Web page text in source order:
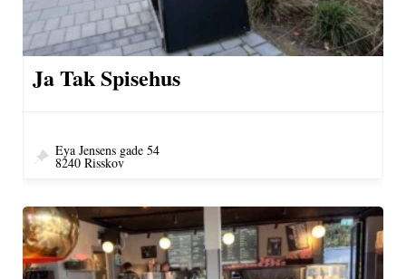
Ja Tak Spisehus
Eya Jensens gade 54
8240 Risskov